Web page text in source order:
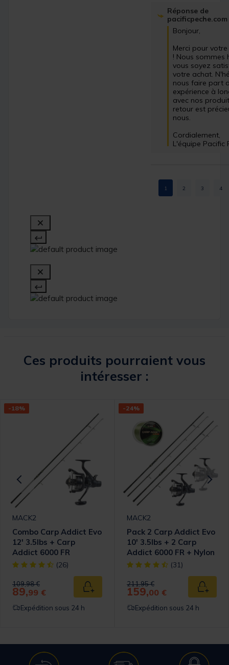
Réponse de
pacificpeche.com
Bonjour,
Merci pour
! Nous sommes
vous soyez
votre achat.
nous faire part
expérience à
avec nos
retour est
nous.
Cordialement,
L'équipe Pacific
1 2 3 4
Ces produits pourraient vous
intéresser :
Rating
panier
-18%
MACK2
Combo Carp Addict Evo
12' 3.5lbs + Carp
Addict 6000 FR
[object Object] out of 5 Customer Rating
(26)
Price reduced from
109,98 €to
89,99 € Ajouter au panier
Expédition sous 24 h
-24%
MACK2
Pack 2 Carp Addict Evo
10' 3.5lbs + 2 Carp
Addict 6000 FR + Nylon
[object Object] out of 5
(31)
Price reduced from
211,95 €to
159,00 €
Expédition sous 24 h